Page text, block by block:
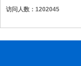
访问人数：1202045